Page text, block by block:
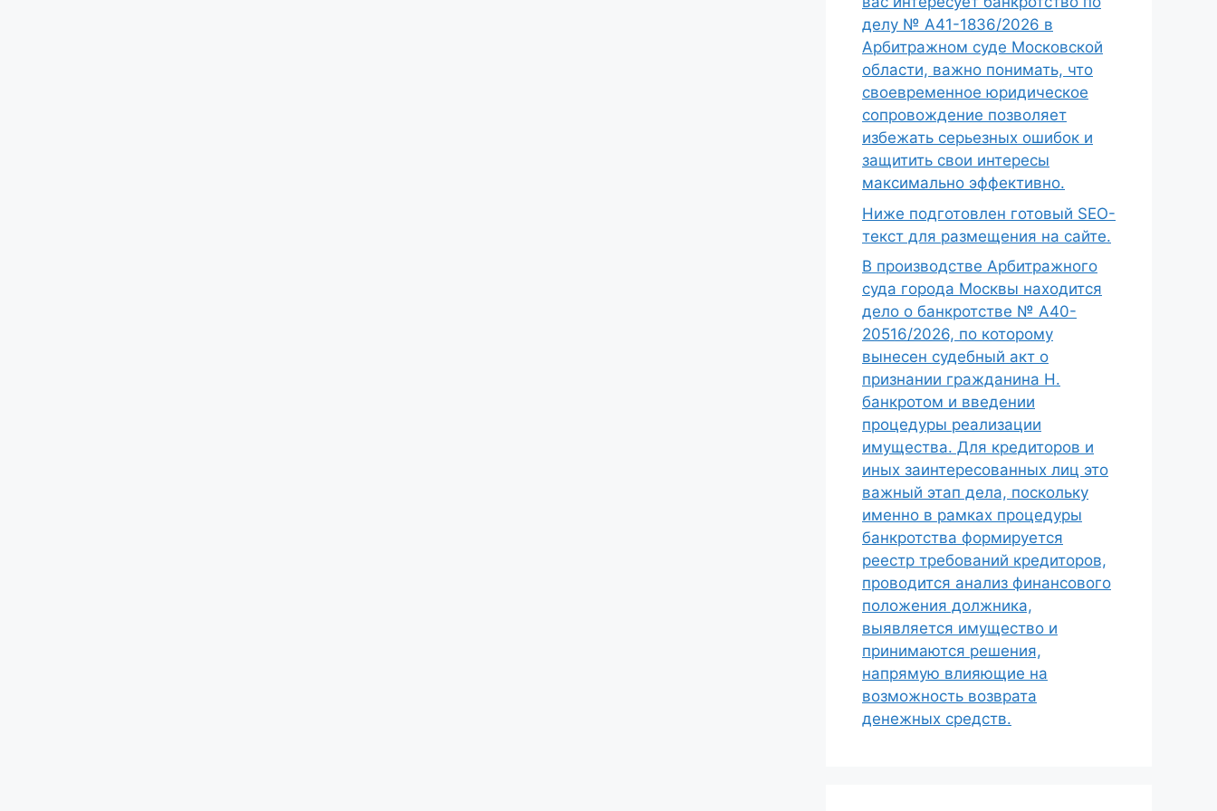
делу № А41-1836/2026 в
Арбитражном суде Московской
области, важно понимать, что
своевременное юридическое
сопровождение позволяет
избежать серьезных ошибок и
защитить свои интересы
максимально эффективно.
Ниже подготовлен готовый SEO-
текст для размещения на сайте.
В производстве Арбитражного
суда города Москвы находится
дело о банкротстве № А40-
20516/2026, по которому
вынесен судебный акт о
признании гражданина Н.
банкротом и введении
процедуры реализации
имущества. Для кредиторов и
иных заинтересованных лиц это
важный этап дела, поскольку
именно в рамках процедуры
банкротства формируется
реестр требований кредиторов,
проводится анализ финансового
положения должника,
выявляется имущество и
принимаются решения,
напрямую влияющие на
возможность возврата
денежных средств.